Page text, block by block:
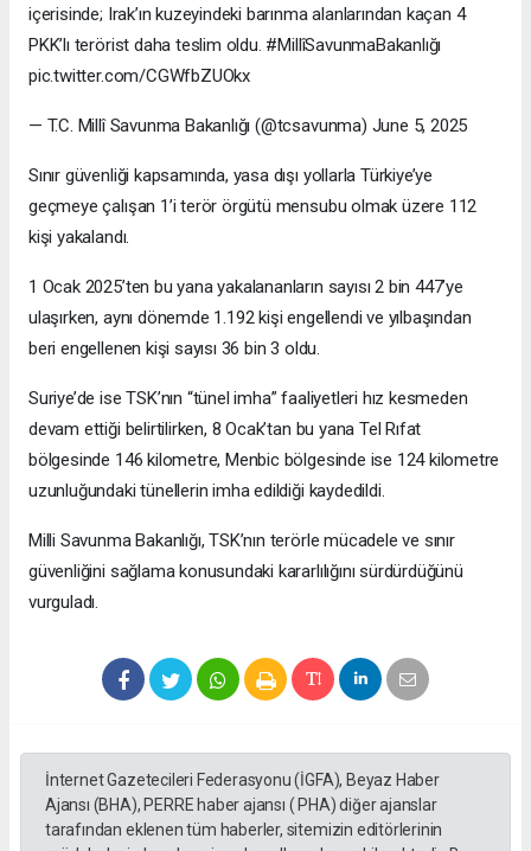
içerisinde; Irak’ın kuzeyindeki barınma alanlarından kaçan 4
PKK’lı terörist daha teslim oldu. #MillîSavunmaBakanlığı
pic.twitter.com/CGWfbZUOkx
— T.C. Millî Savunma Bakanlığı (@tcsavunma) June 5, 2025
Sınır güvenliği kapsamında, yasa dışı yollarla Türkiye’ye
geçmeye çalışan 1’i terör örgütü mensubu olmak üzere 112
kişi yakalandı.
1 Ocak 2025’ten bu yana yakalananların sayısı 2 bin 447’ye
ulaşırken, aynı dönemde 1.192 kişi engellendi ve yılbaşından
beri engellenen kişi sayısı 36 bin 3 oldu.
Suriye’de ise TSK’nın “tünel imha” faaliyetleri hız kesmeden
devam ettiği belirtilirken, 8 Ocak’tan bu yana Tel Rıfat
bölgesinde 146 kilometre, Menbic bölgesinde ise 124 kilometre
uzunluğundaki tünellerin imha edildiği kaydedildi.
Milli Savunma Bakanlığı, TSK’nın terörle mücadele ve sınır
güvenliğini sağlama konusundaki kararlılığını sürdürdüğünü
vurguladı.
İnternet Gazetecileri Federasyonu (İGFA), Beyaz Haber
Ajansı (BHA), PERRE haber ajansı ( PHA) diğer ajanslar
tarafından eklenen tüm haberler, sitemizin editörlerinin